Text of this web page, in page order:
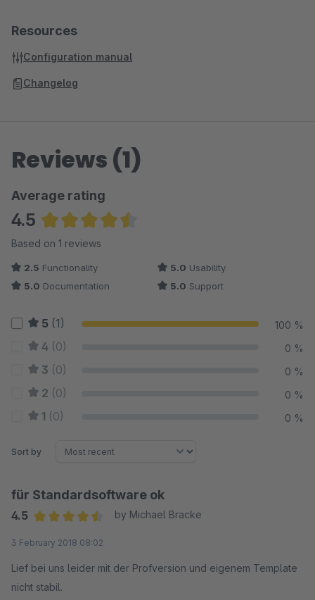
Resources
Configuration manual
Changelog
Reviews (1)
Average rating
4.5
Average rating of 4.5 out of 5 stars
Based on 1 reviews
2.5 Functionality 5.0 Usability
5.0 Documentation 5.0 Support
5 (1) 100 %
4 (0) 0 %
3 (0) 0 %
2 (0) 0 %
1 (0) 0 %
Sort by
für Standardsoftware ok
4.5
by Michael Bracke
3 February 2018 08:02
Lief bei uns leider mit der Profversion und eigenem Template
nicht stabil.